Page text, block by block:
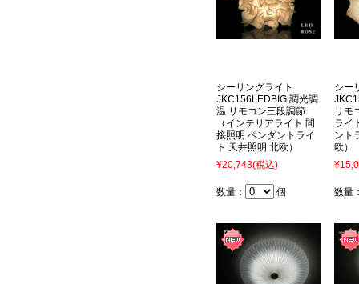
シーリングライト
JKC156LEDBIG 調光調
温 リモコン三段調節
（インテリアライト 間
接照明 ペンダントライ
ト 天井照明 北欧）
¥20,743(税込)
数量： 個
シー
リモ
ライ
ント
欧）
数量